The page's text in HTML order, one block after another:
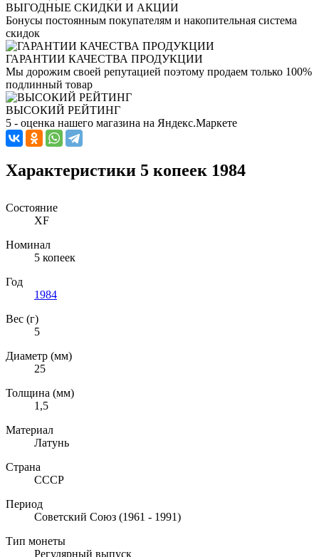
ВЫГОДНЫЕ СКИДКИ И АКЦИИ
Бонусы постоянным покупателям и накопительная система
скидок
ГАРАНТИИ КАЧЕСТВА ПРОДУКЦИИ
Мы дорожим своей репутацией поэтому продаем только 100%
подлинный товар
ВЫСОКИЙ РЕЙТИНГ
5 - оценка нашего магазина на Яндекс.Маркете
Характеристики 5 копеек 1984
Состояние
XF
Номинал
5 копеек
Год
1984
Вес (г)
5
Диаметр (мм)
25
Толщина (мм)
1,5
Материал
Латунь
Страна
СССР
Период
Советский Союз (1961 - 1991)
Тип монеты
Регулярный выпуск